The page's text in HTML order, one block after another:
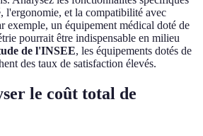
l'ergonomie, et la compatibilité avec
exemple, un équipement médical doté de
pourrait être indispensable en milieu
de l'INSEE, les équipements dotés de
des taux de satisfaction élevés.
le coût total de